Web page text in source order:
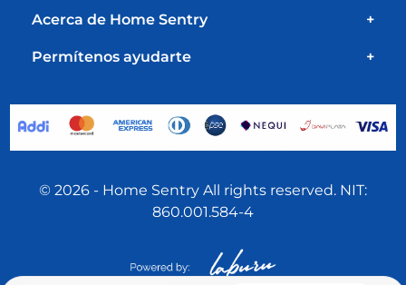
Acerca de Home Sentry +
Permítenos ayudarte +
© 2026 - Home Sentry All rights reserved. NIT:
860.001.584-4